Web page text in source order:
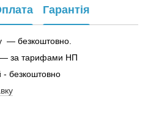
Гарантія
— безкоштовно.
— за тарифами НП
- безкоштовно